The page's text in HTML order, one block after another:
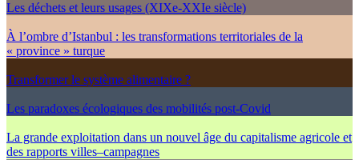
Les déchets et leurs usages (XIXe-XXIe siècle)
À l’ombre d’Istanbul : les transformations territoriales de la
« province » turque
Transformer le système alimentaire ?
Les paradoxes écologiques des mobilités post-Covid
La grande exploitation dans un nouvel âge du capitalisme agricole et
des rapports villes–campagnes